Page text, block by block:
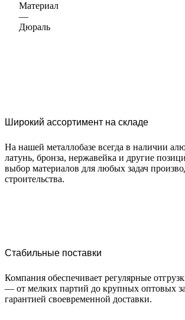
Материал
—
Дюраль
Широкий ассортимент на складе
На нашей металлобазе всегда в наличии
латунь, бронза, нержавейка и другие
выбор материалов для любых задач
строительства.
Стабильные поставки
Компания обеспечивает регулярные
— от мелких партий до крупных оптовых
гарантией своевременной доставки.